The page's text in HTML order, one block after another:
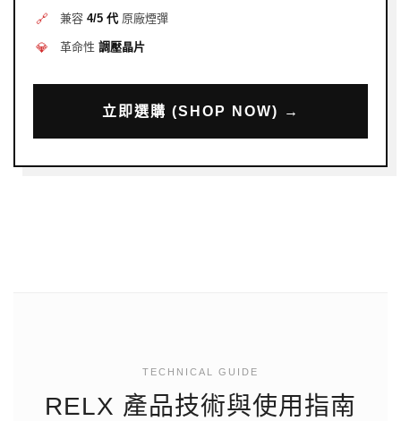
🔗 兼容4/5 代 原廠煙彈
💎 革命性調壓晶片
立即選購 (SHOP NOW) →
TECHNICAL GUIDE
RELX 產品技術與使用指南